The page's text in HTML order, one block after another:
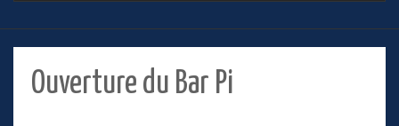
Ouverture du Bar Pi